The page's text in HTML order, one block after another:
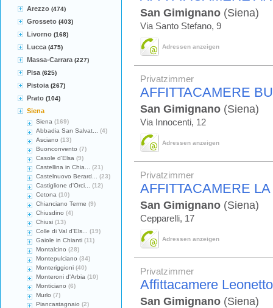
San Gimignano (Siena)
Via Santo Stefano, 9
Adressen anzeigen
Privatzimmer
AFFITTACAMERE
San Gimignano (Siena)
Via Innocenti, 12
Adressen anzeigen
Privatzimmer
AFFITTACAMERE
San Gimignano (Siena)
Cepparelli, 17
Adressen anzeigen
Privatzimmer
Affittacamere Leonetto
San Gimignano (Siena)
Arezzo (474)
Grosseto (403)
Livorno (168)
Lucca (475)
Massa-Carrara (227)
Pisa (625)
Pistoia (267)
Prato (104)
Siena
Siena (169)
Abbadia San Salvat...
(4)
Asciano (13)
Buonconvento (7)
Casole d'Elsa (9)
Castellina in Chia...
(21)
Castelnuovo Berard...
(23)
Castiglione d'Orci...
(12)
Cetona (10)
Chianciano Terme (9)
Chiusdino (4)
Chiusi (13)
Colle di Val d'Els...
(19)
Gaiole in Chianti (11)
Montalcino (28)
Montepulciano (34)
Monteriggioni (40)
Monteroni d'Arbia (10)
Monticiano (6)
Murlo (7)
Piancastagnaio (2)